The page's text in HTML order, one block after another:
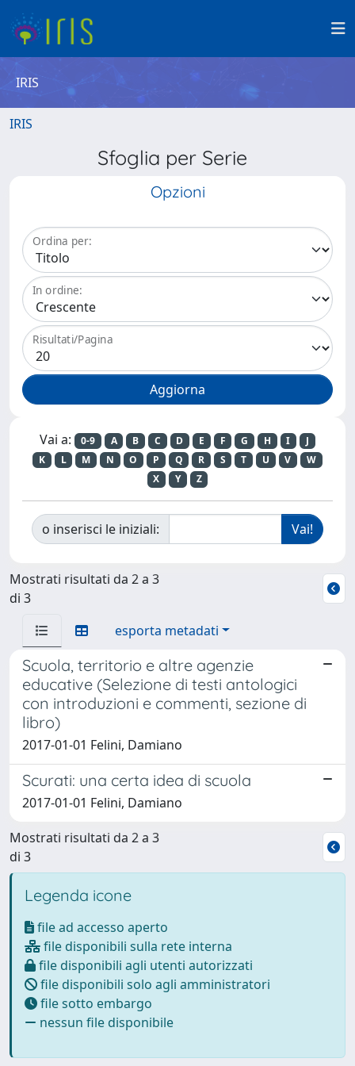
IRIS
IRIS
Sfoglia per Serie
Opzioni
Ordina per:
In ordine:
Risultati/Pagina
Vai a: 0-9 A B C D E F G H I
J
K
L M N O P Q R S T U V
W
X
Y Z
o inserisci le iniziali:
Mostrati risultati da 2 a 3
di 3
esporta metadati
Scuola, territorio e altre agenzie
educative (Selezione di testi antologici
con introduzioni e commenti, sezione di
libro)
2017-01-01 Felini, Damiano
Scurati: una certa idea di scuola
2017-01-01 Felini, Damiano
Mostrati risultati da 2 a 3
di 3
Legenda icone
file ad accesso aperto
file disponibili sulla rete interna
file disponibili agli utenti autorizzati
file disponibili solo agli amministratori
file sotto embargo
nessun file disponibile